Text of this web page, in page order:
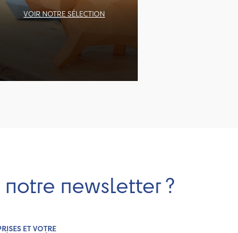
VOIR NOTRE SÉLECTION
newsletter ?
ET VOTRE